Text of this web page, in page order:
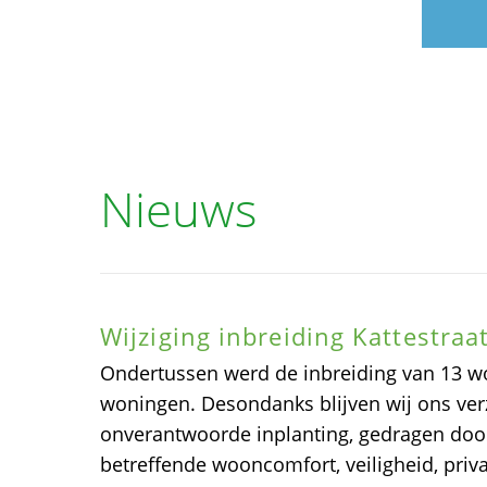
Nieuws
Wijziging inbreiding
Ondertussen werd de inbreiding van 13
woningen. Desondanks blijven wij ons
onverantwoorde inplanting, gedragen
betreffende wooncomfort, veiligheid,